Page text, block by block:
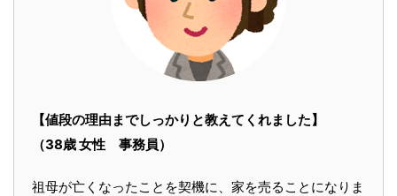
【値段の理由までしっかりと教えてくれました】
（38歳 女性 事務員）
祖母が亡くなったことを契機に、家を売ることになりま